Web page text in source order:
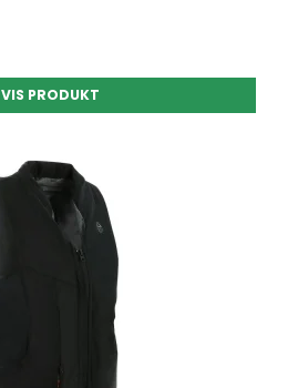
VIS PRODUKT